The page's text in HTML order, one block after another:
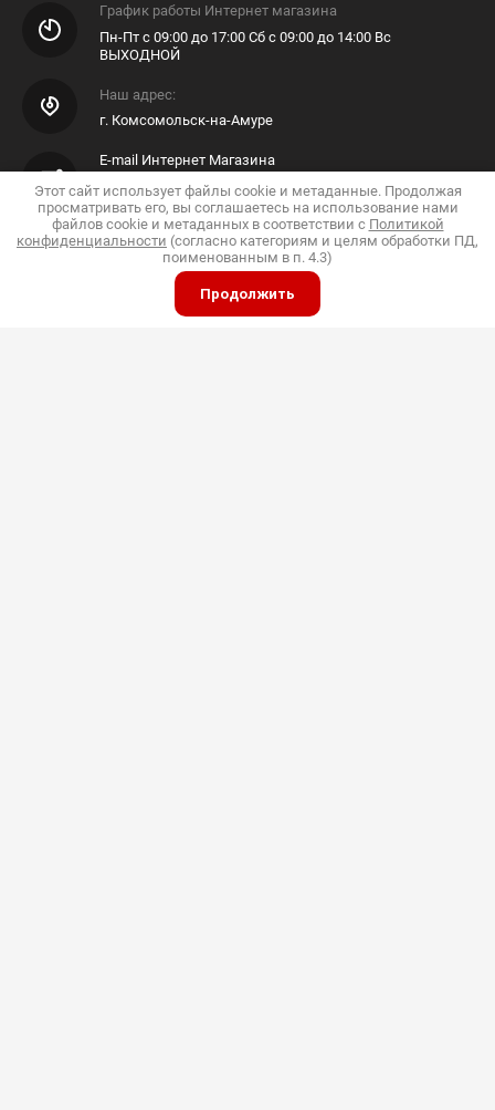
График работы Интернет магазина
Пн-Пт с 09:00 до 17:00 Сб с 09:00 до 14:00 Вс
ВЫХОДНОЙ
Наш адрес:
г. Комсомольск-на-Амуре
E-mail Интернет Магазина
Shop@pkfdis.ru
ИП Дубинин
Этот сайт использует файлы cookie и метаданные. Продолжая
просматривать его, вы соглашаетесь на использование нами
файлов cookie и метаданных в соответствии с Политикой
конфиденциальности (согласно категориям и целям обработки ПД,
поименованным в п. 4.3)
Продолжить